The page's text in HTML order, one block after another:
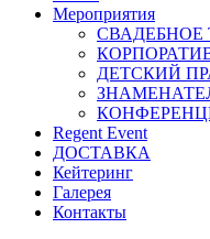
Мероприятия
СВАДЕБНОЕ
ДЕТСКИЙ
Regent Event
ДОСТАВКА
Кейтеринг
Галерея
Контакты